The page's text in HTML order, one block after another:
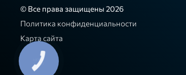
© Все права защищены 2026
Политика конфиденциальности
Карта сайта